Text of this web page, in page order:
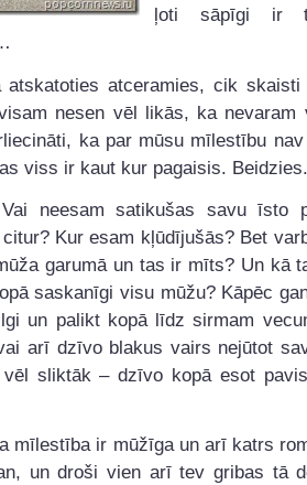
ļoti sāpīgi ir
atceramies, cik skaisti
nesen vēl likās, ka nevaram
ka par mūsu mīlestību
viss ir kaut kur pagaisis.
neesam satikušas savu īsto
Kur esam kļūdījušās? Bet
garumā un tas ir mīts? Un kā
saskanīgi visu mūžu? Kāpēc
un palikt kopā līdz sirmam
arī dzīvo blakus vairs nejūtot
sliktāk – dzīvo kopā esot
mīlestība ir mūžīga un arī katrs
un droši vien arī tev gribas tā